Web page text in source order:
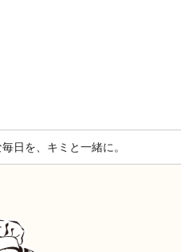
日を、キミと一緒に。